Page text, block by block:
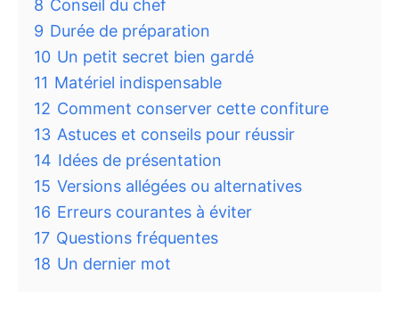
8 Conseil du chef
9 Durée de préparation
10 Un petit secret bien gardé
11 Matériel indispensable
12 Comment conserver cette confiture
13 Astuces et conseils pour réussir
14 Idées de présentation
15 Versions allégées ou alternatives
16 Erreurs courantes à éviter
17 Questions fréquentes
18 Un dernier mot